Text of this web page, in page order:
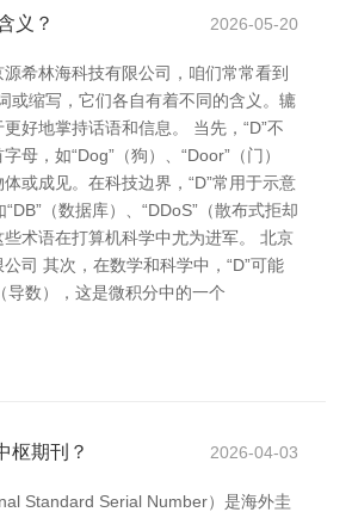
义？ 2026-05-20
希林海科技有限公司，咱们常常看到
或缩写，它们各自有着不同的含义。辘
好地掌持话语和信息。 当先，“D”不
母，如“Dog”（狗）、“Door”（门）
或成见。在科技边界，“D”常用于示意
（数据库）、“DDoS”（散布式拒却
术语在打算机科学中尤为进军。 北京
司 其次，在数学和科学中，“D”可能
导数），这是微积分中的一个
枢期刊？ 2026-04-03
Standard Serial Number）是海外圭